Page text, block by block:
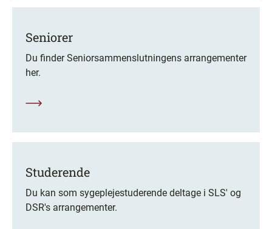
Seniorer
Du finder Seniorsammenslutningens arrangementer
her.
Studerende
Du kan som sygeplejestuderende deltage i SLS' og
DSR's arrangementer.